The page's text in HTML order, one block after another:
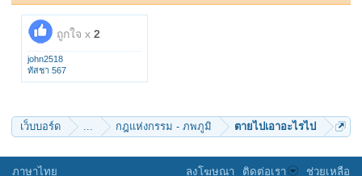
ถูกใจ x 2
john2518
ทัสชา 567
เว็บบอร์ด ... กฎแห่งกรรม - ภพภูมิ ตายไปเอาอะไรไป
ภาษาไทย ลงโฆษณา ติดต่อเรา ช่วยเหลือ